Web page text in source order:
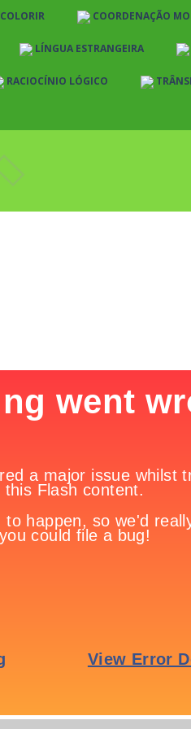
COLORIR COORDENAÇÃO
LÍNGUA ESTRANGEIRA
RACIOCÍNIO LÓGICO